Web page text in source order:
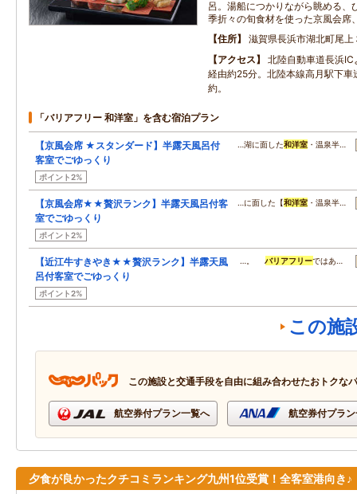
呂。湯船につかりながら眺める、
季折々の旬食材を使った京風会席
住所
滋賀県長浜市湖北町尾上
アクセス
北陸自動車道長浜
経由約25分。北陸本線高月駅下車
約。
「バリアフリー 和洋室」を含む宿泊プラン
【京風会席 ★スタンダード】半露天風呂付
客室でごゆっくり
ポイント2%
…湖に面した和洋室 ・温泉半…
【京風会席★★贅沢ランク】半露天風呂付客
室でごゆっくり
ポイント2%
…に面した【和洋室 ・温泉半…
【近江牛すきやき★★贅沢ランク】半露天風
呂付客室でごゆっくり
ポイント2%
…。バリアフリーではあ…
この施
この施設と交通手段を自由に組み合わせたおトクな
航空券付プラン一覧へ 航空券付プラ
夕食が良かったクチコミランキング九州1位受賞！全客室港向き♪